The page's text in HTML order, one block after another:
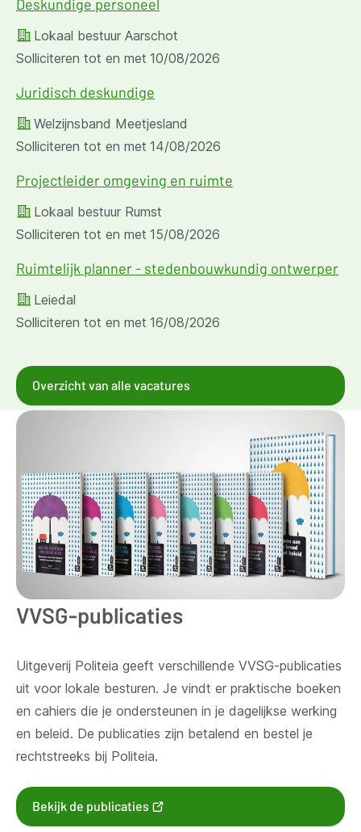
Deskundige personeel
Lokaal bestuur Aarschot
Solliciteren tot en met 10/08/2026
Juridisch deskundige
Welzijnsband Meetjesland
Solliciteren tot en met 14/08/2026
Projectleider omgeving en ruimte
Lokaal bestuur Rumst
Solliciteren tot en met 15/08/2026
Ruimtelijk planner - stedenbouwkundig ontwerper
Leiedal
Solliciteren tot en met 16/08/2026
Overzicht van alle vacatures
VVSG-publicaties
Uitgeverij Politeia geeft verschillende VVSG-publicaties
uit voor lokale besturen. Je vindt er praktische boeken
en cahiers die je ondersteunen in je dagelijkse werking
en beleid. De publicaties zijn betalend en bestel je
rechtstreeks bij Politeia.
Bekijk de publicaties
nieuw